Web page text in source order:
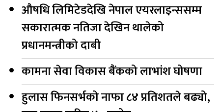
औषधि लिमिटेडदेखि नेपाल एयरलाइन्ससम्म
सकारात्मक नतिजा देखिन थालेको
प्रधानमन्त्रीको दाबी
कामना सेवा विकास बैंकको लाभांश घोषणा
हुलास फिनसर्भको नाफा ८४ प्रतिशतले बढ्यो,